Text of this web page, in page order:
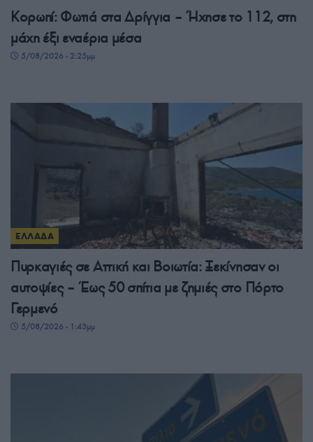
Κορωπί: Φωτιά στα Δρίγγια – Ήχησε το 112, στη
μάχη έξι εναέρια μέσα
5/08/2026 - 2:25μμ
ΕΛΛΑΔΑ
Πυρκαγιές σε Αττική και Βοιωτία: Ξεκίνησαν οι
αυτοψίες – Έως 50 σπίτια με ζημιές στο Πόρτο
Γερμενό
5/08/2026 - 1:43μμ